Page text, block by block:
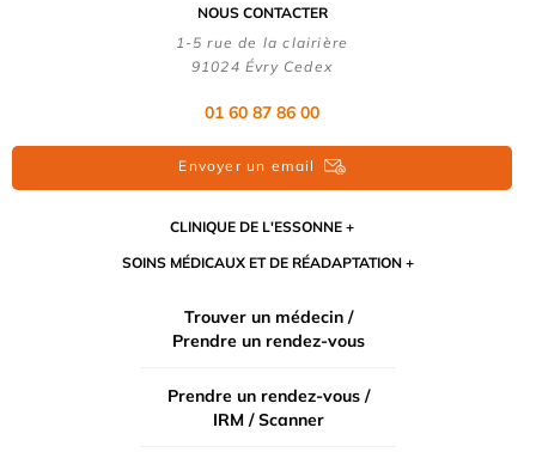
NOUS CONTACTER
1-5 rue de la clairière
91024 Évry Cedex
01 60 87 86 00
Envoyer un email
CLINIQUE DE L'ESSONNE
SOINS MÉDICAUX ET DE RÉADAPTATION
Trouver un médecin /
Prendre un rendez-vous
Prendre un rendez-vous /
IRM / Scanner